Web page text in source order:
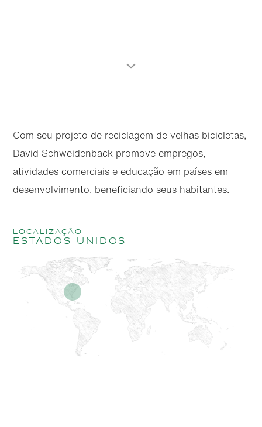
Com seu projeto de reciclagem de velhas bicicletas,
David Schweidenback promove empregos,
atividades comerciais e educação em países em
desenvolvimento, beneficiando seus habitantes.
localização
Estados Unidos